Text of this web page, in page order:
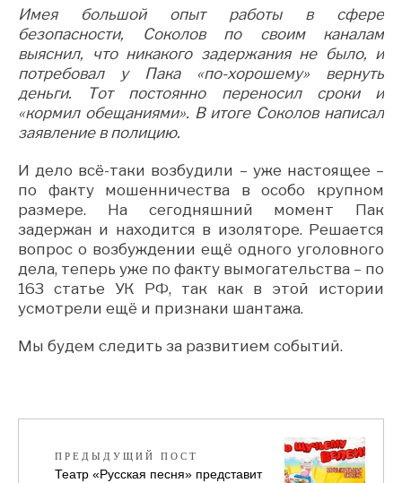
Имея большой опыт работы в сфере
безопасности, Соколов по своим каналам
выяснил, что никакого задержания не было, и
потребовал у Пака «по-хорошему» вернуть
деньги. Тот постоянно переносил сроки и
«кормил обещаниями». В итоге Соколов написал
заявление в полицию.
И дело всё-таки возбудили – уже настоящее –
по факту мошенничества в особо крупном
размере. На сегодняшний момент Пак
задержан и находится в изоляторе. Решается
вопрос о возбуждении ещё одного уголовного
дела, теперь уже по факту вымогательства – по
163 статье УК РФ, так как в этой истории
усмотрели ещё и признаки шантажа.
Мы будем следить за развитием событий.
ПРЕДЫДУЩИЙ ПОСТ
Театр «Русская песня» представит